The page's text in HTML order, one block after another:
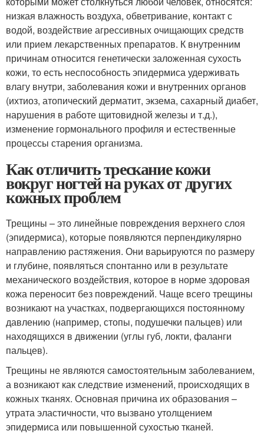
низкая влажность воздуха, обветривание, контакт с
водой, воздействие агрессивных очищающих средств
или прием лекарственных препаратов. К внутренним
причинам относится генетически заложенная сухость
кожи, то есть неспособность эпидермиса удерживать
влагу внутри, заболевания кожи и внутренних органов
(ихтиоз, атопический дерматит, экзема, сахарный диабет,
нарушения в работе щитовидной железы и т.д.),
изменение гормонального профиля и естественные
процессы старения организма.
Как отличить трескание кожи
вокруг ногтей на руках от других
кожных проблем
Трещины – это линейные повреждения верхнего слоя
(эпидермиса), которые появляются перпендикулярно
направлению растяжения. Они варьируются по размеру
и глубине, появляться спонтанно или в результате
механического воздействия, которое в норме здоровая
кожа переносит без повреждений. Чаще всего трещины
возникают на участках, подвергающихся постоянному
давлению (например, стопы, подушечки пальцев) или
находящихся в движении (углы губ, локти, фаланги
пальцев).
Трещины не являются самостоятельным заболеванием,
а возникают как следствие изменений, происходящих в
кожных тканях. Основная причина их образования –
утрата эластичности, что вызвано утолщением
эпидермиса или повышенной сухостью тканей.